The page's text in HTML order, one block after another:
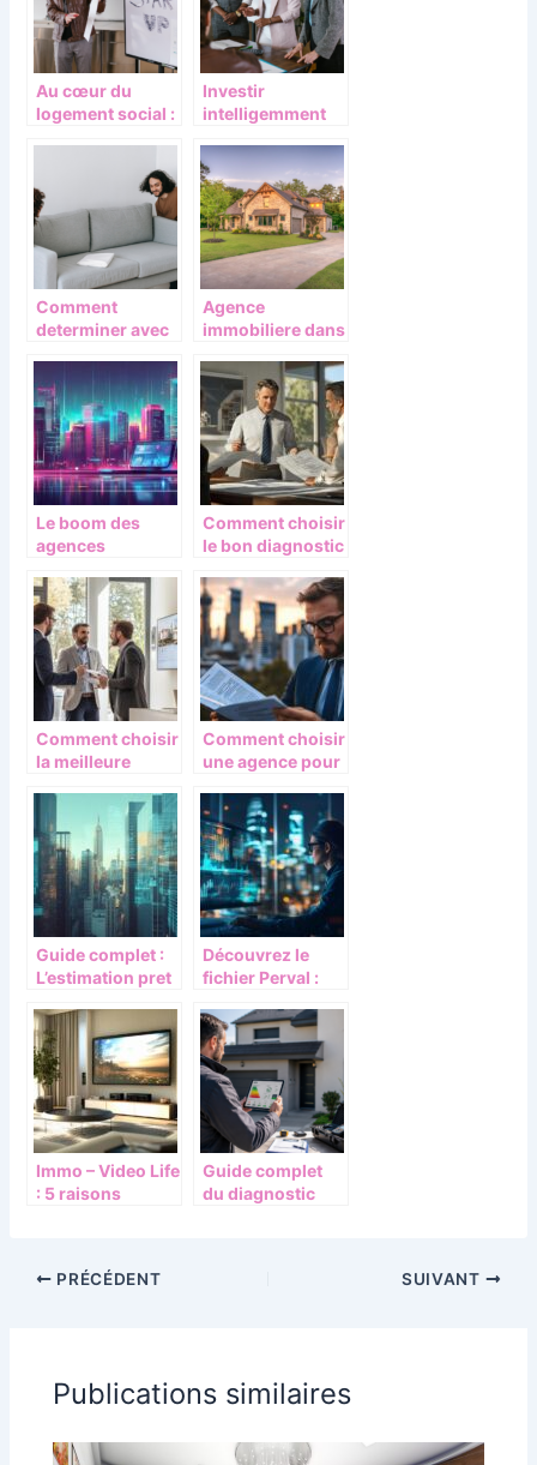
Au cœur du
logement social :
Investir
intelligemment
crowdfunding
immobilier :
avantages et
risques a
connaitre
Comment
determiner avec
valeur d’un bien
immobilier ?
Agence
immobiliere dans
avantages a ne
pas rater
Le boom des
agences
ligne pour les
investisseurs
immobiliers
Comment choisir
le bon diagnostic
votre bien ?
Comment choisir
la meilleure
immobilière à
Grand-Lancy
pour acheter ou
louer
Comment choisir
une agence pour
investissement
immobilier : 7
critères
essentiels à
vérifier
Guide complet :
L’estimation pret
pour votre
residence
principale
Découvrez le
fichier Perval :
allié pour évaluer
un bien
immobilier avec
précision et
objectivité
Immo – Video Life
: 5 raisons
stratégie
Guide complet
du diagnostic
PRÉCÉDENT SUIVANT
Publications similaires